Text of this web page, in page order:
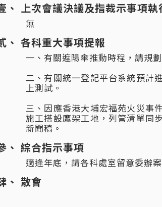
上次會議決議及指裁示事項執
無
各科重大事項提報
一、有關遮陽傘推動時程，請規
二、有關統一登記平台系統預計
上測試。
三、因應香港大埔宏福苑火災事
施工搭設鷹架工地，列管清單同
新聞稿。
綜合指示事項
適逢年底，請各科處室留意委辦
散會